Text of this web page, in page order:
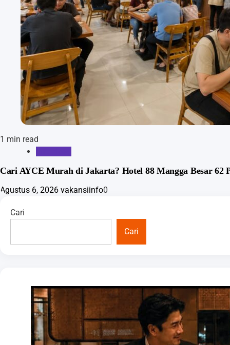
1 min read
Cari AYCE Murah di Jakarta? Hotel 88 Mangga Besar 62
Agustus 6, 2026 vakansiinfo0
Cari
Cari